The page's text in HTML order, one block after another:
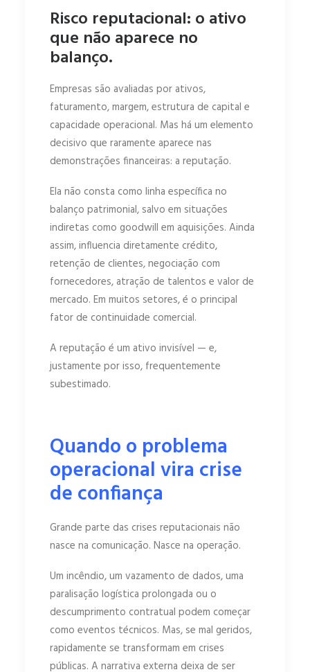
Risco reputacional: o ativo
que não aparece no
balanço.
Empresas são avaliadas por ativos,
faturamento, margem, estrutura de capital e
capacidade operacional. Mas há um elemento
decisivo que raramente aparece nas
demonstrações financeiras: a reputação.
Ela não consta como linha específica no
balanço patrimonial, salvo em situações
indiretas como goodwill em aquisições. Ainda
assim, influencia diretamente crédito,
retenção de clientes, negociação com
fornecedores, atração de talentos e valor de
mercado. Em muitos setores, é o principal
fator de continuidade comercial.
A reputação é um ativo invisível — e,
justamente por isso, frequentemente
subestimado.
Quando o problema
operacional vira crise
de confiança
Grande parte das crises reputacionais não
nasce na comunicação. Nasce na operação.
Um incêndio, um vazamento de dados, uma
paralisação logística prolongada ou o
descumprimento contratual podem começar
como eventos técnicos. Mas, se mal geridos,
rapidamente se transformam em crises
públicas. A narrativa externa deixa de ser